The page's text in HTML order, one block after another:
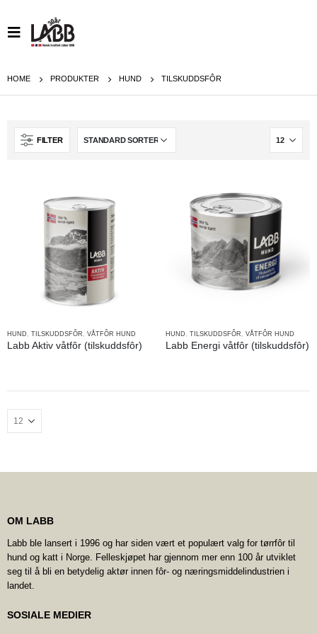
HOME PRODUKTER HUND TILSKUDDSFÔR
FILTER
HUND TILSKUDDSFÔR VÅTFÔR HUND
Labb Aktiv våtfôr (tilskuddsfôr)
HUND TILSKUDDSFÔR VÅTFÔR HUND
Labb Energi våtfôr (tilskuddsfôr)
OM LABB
Labb ble lansert i 1996 og har siden vært et populært valg for tørrfôr til
hund og katt i Norge. Felleskjøpet har gjennom mer enn 100 år utviklet
seg til å bli en betydelig aktør innen fôr- og næringsmiddelindustrien i
landet.
SOSIALE MEDIER